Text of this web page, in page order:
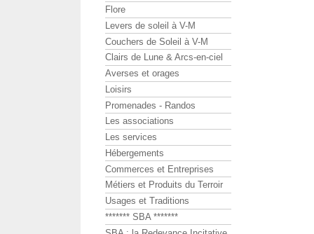
Flore
Levers de soleil à V-M
Couchers de Soleil à V-M
Clairs de Lune & Arcs-en-ciel
Averses et orages
Loisirs
Promenades - Randos
Les associations
Les services
Hébergements
Commerces et Entreprises
Métiers et Produits du Terroir
Usages et Traditions
******* SBA *******